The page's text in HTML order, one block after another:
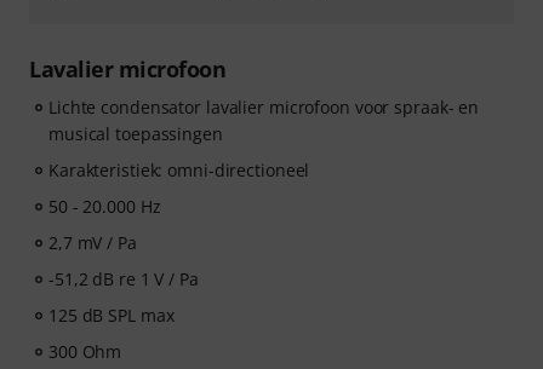
Lavalier microfoon
Lichte condensator lavalier microfoon voor spraak- en
musical toepassingen
Karakteristiek: omni-directioneel
50 - 20.000 Hz
2,7 mV / Pa
-51,2 dB re 1 V / Pa
125 dB SPL max
300 Ohm